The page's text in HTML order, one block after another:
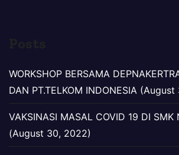
WORKSHOP BERSAMA
DAN PT.TELKOM INDONESIA
VAKSINASI MASAL COVID 19 DI SMK
(August 30, 2022)